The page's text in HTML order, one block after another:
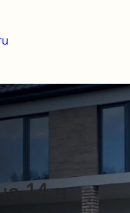
14 в